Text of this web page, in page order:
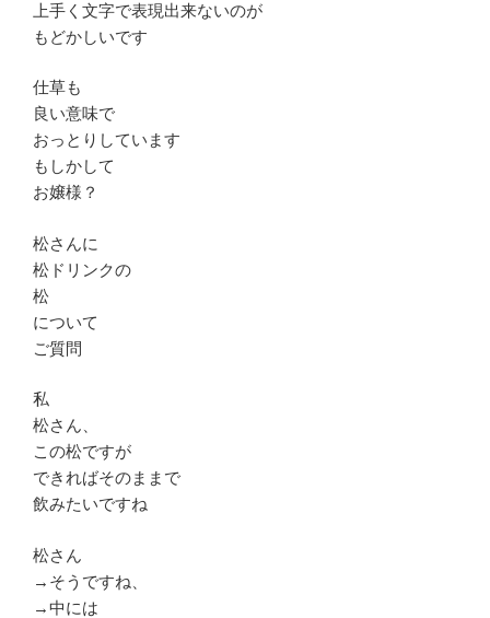
上手く文字で表現出来ないのが
もどかしいです
仕草も
良い意味で
おっとりしています
もしかして
お嬢様？
松さんに
松ドリンクの
松
について
ご質問
私
松さん、
この松ですが
できればそのままで
飲みたいですね
松さん
→そうですね、
→中には